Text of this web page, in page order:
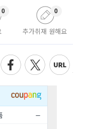
0
추가취재 원해요
0